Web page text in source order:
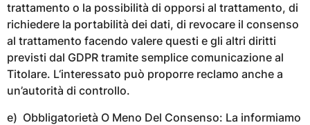
trattamento o la possibilità di opporsi al trattamento, di
richiedere la portabilità dei dati, di revocare il consenso
al trattamento facendo valere questi e gli altri diritti
previsti dal GDPR tramite semplice comunicazione al
Titolare. L‘interessato può proporre reclamo anche a
un’autorità di controllo.
e) Obbligatorietà O Meno Del Consenso: La informiamo